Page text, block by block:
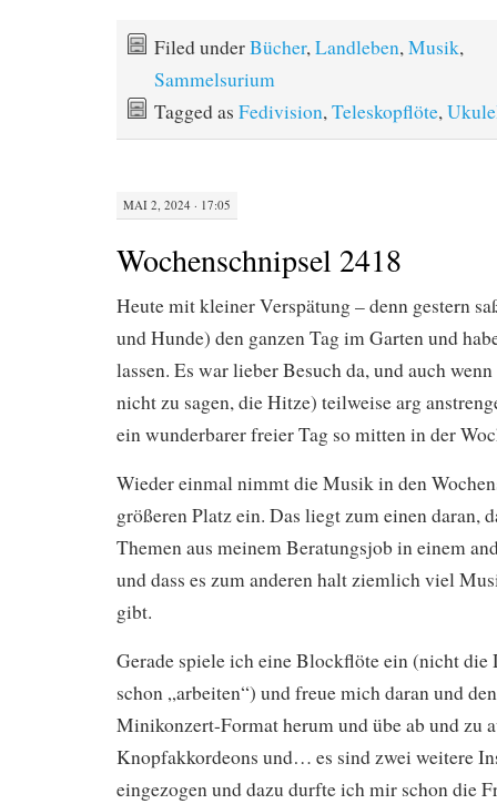
Filed underBücher,Landleben,Musik,
Sammelsurium
Tagged as Fedivision,Teleskopflöte,
MAI 2, 2024 · 17:05
Wochenschnipsel 2418
Heute mit kleiner Verspätung – denn gestern
und Hunde) den ganzen Tag im Garten und
lassen. Es war lieber Besuch da, und auch
nicht zu sagen, die Hitze) teilweise arg
ein wunderbarer freier Tag so mitten in der
Wieder einmal nimmt die Musik in den
größeren Platz ein. Das liegt zum einen daran,
Themen aus meinem Beratungsjob in einem
und dass es zum anderen halt ziemlich viel
gibt.
Gerade spiele ich eine Blockflöte ein (nicht
schon „arbeiten“) und freue mich daran und
Minikonzert-Format herum und übe ab und zu
Knopfakkordeons und… es sind zwei weitere
eingezogen und dazu durfte ich mir schon die